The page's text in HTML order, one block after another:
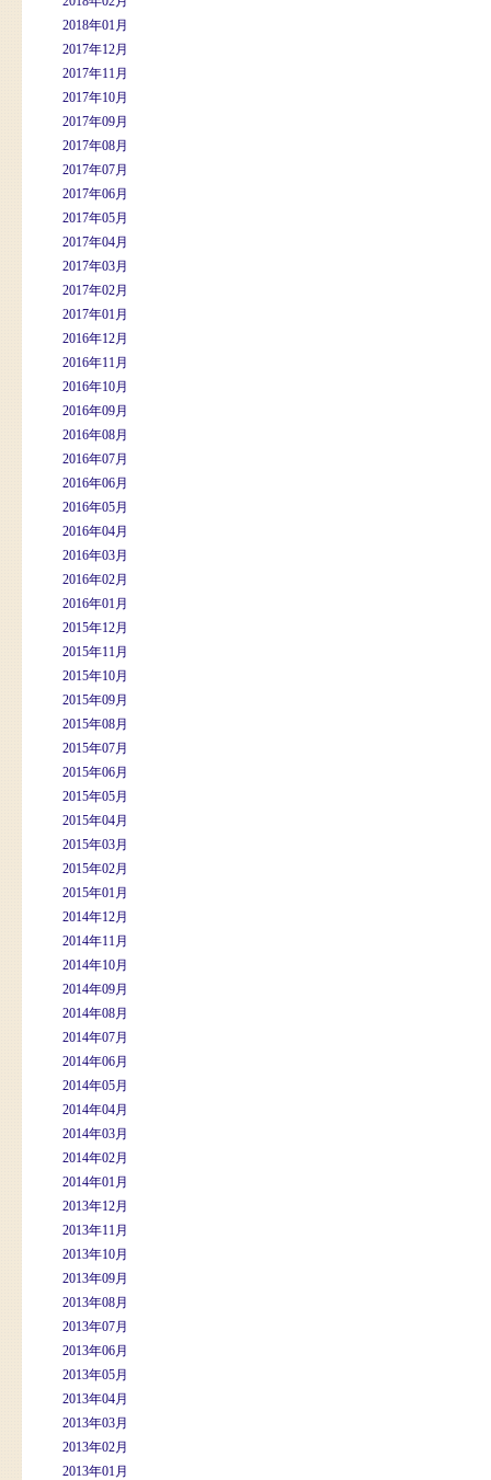
2018年01月
2017年12月
2017年11月
2017年10月
2017年09月
2017年08月
2017年07月
2017年06月
2017年05月
2017年04月
2017年03月
2017年02月
2017年01月
2016年12月
2016年11月
2016年10月
2016年09月
2016年08月
2016年07月
2016年06月
2016年05月
2016年04月
2016年03月
2016年02月
2016年01月
2015年12月
2015年11月
2015年10月
2015年09月
2015年08月
2015年07月
2015年06月
2015年05月
2015年04月
2015年03月
2015年02月
2015年01月
2014年12月
2014年11月
2014年10月
2014年09月
2014年08月
2014年07月
2014年06月
2014年05月
2014年04月
2014年03月
2014年02月
2014年01月
2013年12月
2013年11月
2013年10月
2013年09月
2013年08月
2013年07月
2013年06月
2013年05月
2013年04月
2013年03月
2013年02月
2013年01月